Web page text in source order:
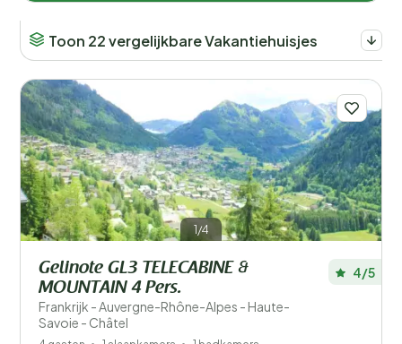
Toon 22 vergelijkbare Vakantiehuisjes
1/4
Gelinote GL3 TELECABINE &
MOUNTAIN 4 Pers.
Frankrijk - Auvergne-Rhône-Alpes - Haute-
Savoie - Châtel
4/5